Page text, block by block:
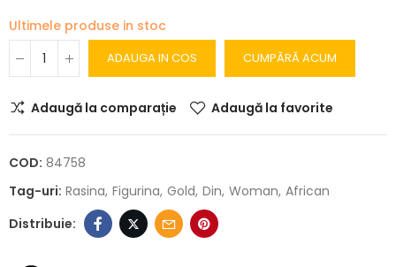
Ultimele produse in stoc
ADAUGA IN COS CUMPĂRĂ ACUM
Adaugă la comparație Adaugă la favorite
COD: 84758
Tag-uri: Rasina Figurina Gold Din Woman African